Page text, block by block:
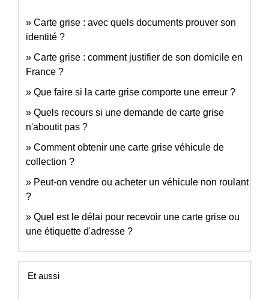
Carte grise : avec quels documents prouver son
identité ?
Carte grise : comment justifier de son domicile en
France ?
Que faire si la carte grise comporte une erreur ?
Quels recours si une demande de carte grise
n'aboutit pas ?
Comment obtenir une carte grise véhicule de
collection ?
Peut-on vendre ou acheter un véhicule non roulant
?
Quel est le délai pour recevoir une carte grise ou
une étiquette d'adresse ?
Et aussi